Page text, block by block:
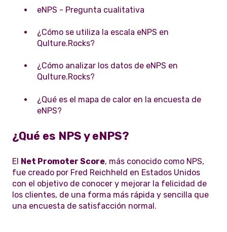
eNPS - Pregunta cualitativa
¿Cómo se utiliza la escala eNPS en
Qulture.Rocks?
¿Cómo analizar los datos de eNPS en
Qulture.Rocks?
¿Qué es el mapa de calor en la encuesta de
eNPS?
¿Qué es NPS y eNPS?
El Net Promoter Score, más conocido como NPS,
fue creado por Fred Reichheld en Estados Unidos
con el objetivo de conocer y mejorar la felicidad de
los clientes, de una forma más rápida y sencilla que
una encuesta de satisfacción normal.